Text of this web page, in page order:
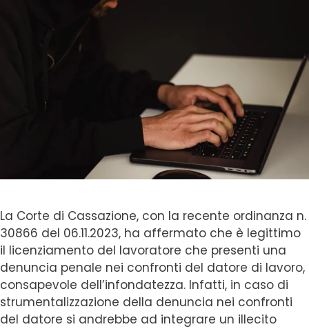
La Corte di Cassazione, con la recente ordinanza n.
30866 del 06.11.2023, ha affermato che è legittimo
il licenziamento del lavoratore che presenti una
denuncia penale nei confronti del datore di lavoro,
consapevole dell’infondatezza. Infatti, in caso di
strumentalizzazione della denuncia nei confronti
del datore si andrebbe ad integrare un illecito